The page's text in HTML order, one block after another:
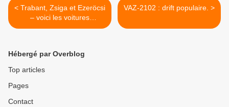
< Trabant, Zsiga et Ezeröcsi
– voici les voitures
préférées de l’époque de
VAZ-2102 : drift populaire. >
Hébergé par Overblog
Top articles
Pages
Contact